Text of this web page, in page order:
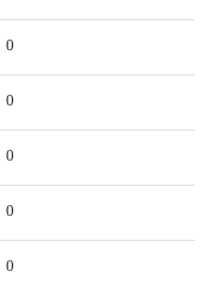
0
0
0
0
0